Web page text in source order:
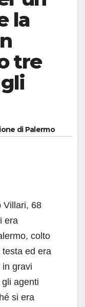
la
tre
di Palermo
Villari, 68
era
colto
ed era
gravi
agenti
si era